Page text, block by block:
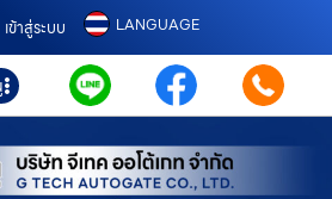
เข้าสู่ระบบ LANGUAGE